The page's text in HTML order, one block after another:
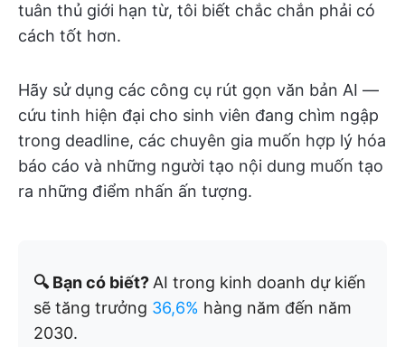
tuân thủ giới hạn từ, tôi biết chắc chắn phải có
cách tốt hơn.
Hãy sử dụng các công cụ rút gọn văn bản AI —
cứu tinh hiện đại cho sinh viên đang chìm ngập
trong deadline, các chuyên gia muốn hợp lý hóa
báo cáo và những người tạo nội dung muốn tạo
ra những điểm nhấn ấn tượng.
🔍 Bạn có biết? AI trong kinh doanh dự kiến
sẽ tăng trưởng 36,6% hàng năm đến năm
2030.